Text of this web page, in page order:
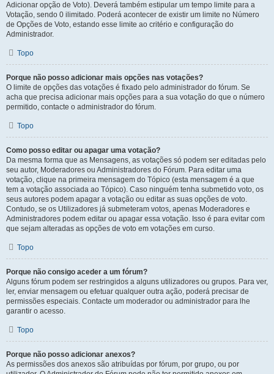
Adicionar opção de Voto). Deverá também estipular um tempo limite para a
Votação, sendo 0 ilimitado. Poderá acontecer de existir um limite no Número
de Opções de Voto, estando esse limite ao critério e configuração do
Administrador.
Topo
Porque não posso adicionar mais opções nas votações?
O limite de opções das votações é fixado pelo administrador do fórum. Se
acha que precisa adicionar mais opções para a sua votação do que o número
permitido, contacte o administrador do fórum.
Topo
Como posso editar ou apagar uma votação?
Da mesma forma que as Mensagens, as votações só podem ser editadas pelo
seu autor, Moderadores ou Administradores do Fórum. Para editar uma
votação, clique na primeira mensagem do Tópico (esta mensagem é a que
tem a votação associada ao Tópico). Caso ninguém tenha submetido voto, os
seus autores podem apagar a votação ou editar as suas opções de voto.
Contudo, se os Utilizadores já submeteram votos, apenas Moderadores e
Administradores podem editar ou apagar essa votação. Isso é para evitar com
que sejam alteradas as opções de voto em votações em curso.
Topo
Porque não consigo aceder a um fórum?
Alguns fórum podem ser restringidos a alguns utilizadores ou grupos. Para ver,
ler, enviar mensagem ou efetuar qualquer outra ação, poderá precisar de
permissões especiais. Contacte um moderador ou administrador para lhe
garantir o acesso.
Topo
Porque não posso adicionar anexos?
As permissões dos anexos são atribuídas por fórum, por grupo, ou por